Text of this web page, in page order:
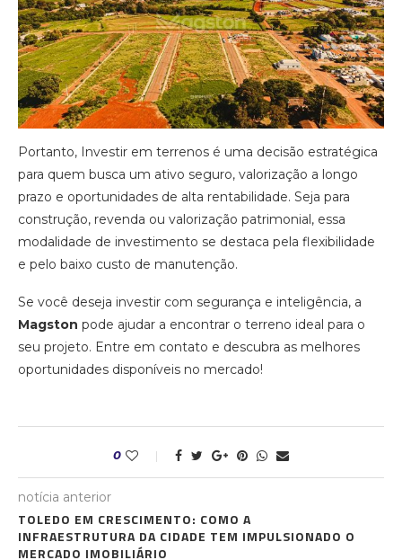
Portanto, Investir em terrenos é uma decisão estratégica
para quem busca um ativo seguro, valorização a longo
prazo e oportunidades de alta rentabilidade. Seja para
construção, revenda ou valorização patrimonial, essa
modalidade de investimento se destaca pela flexibilidade
e pelo baixo custo de manutenção.
Se você deseja investir com segurança e inteligência, a
Magston pode ajudar a encontrar o terreno ideal para o
seu projeto. Entre em contato e descubra as melhores
oportunidades disponíveis no mercado!
0
notícia anterior
TOLEDO EM CRESCIMENTO: COMO A
INFRAESTRUTURA DA CIDADE TEM IMPULSIONADO O
MERCADO IMOBILIÁRIO